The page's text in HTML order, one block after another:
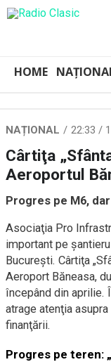
HOME
NAȚIONAL 22:33 /
Cârtiţa
Aeroportul
Progres pe M6,
Asociaţia Pro
important pe
Bucureşti. Cârtiţa
Aeroport Băneasa,
începând din aprilie.
atrage atenţia
finanţării.
Progres pe teren: